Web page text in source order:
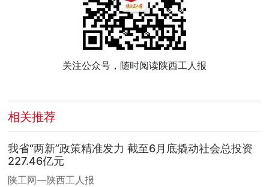
关注公众号，随时阅读陕西工人报
相关推荐
我省“两新”政策精准发力 截至6月底撬动社会总投资
227.46亿元
陕工网—陕西工人报